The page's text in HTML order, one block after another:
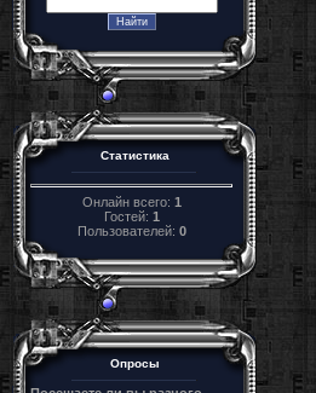
Статистика
Онлайн всего: 1
Гостей: 1
Пользователей: 0
Опросы